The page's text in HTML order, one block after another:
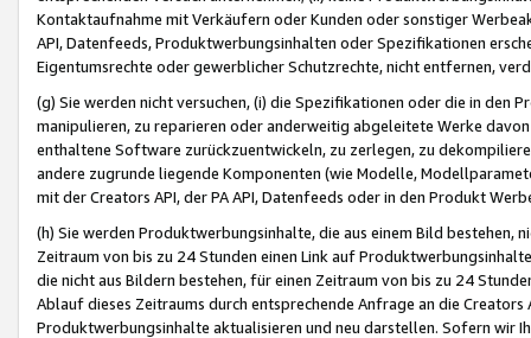
Kontaktaufnahme mit Verkäufern oder Kunden oder sonstiger
API, Datenfeeds, Produktwerbungsinhalten oder Spezifikationen
Eigentumsrechte oder gewerblicher Schutzrechte, nicht entfernen,
(g) Sie werden nicht versuchen, (i) die Spezifikationen oder die in
manipulieren, zu reparieren oder anderweitig abgeleitete Werke
enthaltene Software zurückzuentwickeln, zu zerlegen, zu
andere zugrunde liegende Komponenten (wie Modelle,
mit der Creators API, der PA API, Datenfeeds oder in den Produkt
(h) Sie werden Produktwerbungsinhalte, die aus einem Bild bestehen,
Zeitraum von bis zu 24 Stunden einen Link auf
die nicht aus Bildern bestehen, für einen Zeitraum von bis zu 24
Ablauf dieses Zeitraums durch entsprechende Anfrage an die
Produktwerbungsinhalte aktualisieren und neu darstellen. Sofern wir